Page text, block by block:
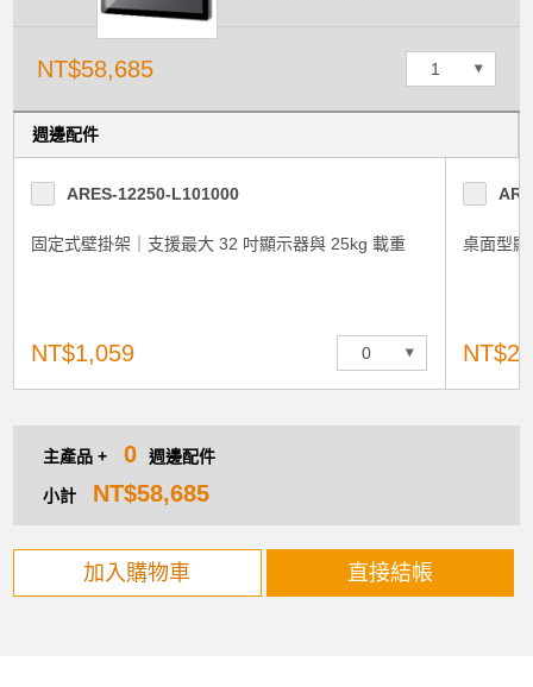
NT$58,685
週邊配件
ARES-12250-L101000
固定式壁掛架｜支援最大 32 吋顯示器與 25kg 載重
NT$1,059
桌面型
主產品 + 0 週邊配件
小計 NT$58,685
加入購物車 直接結帳